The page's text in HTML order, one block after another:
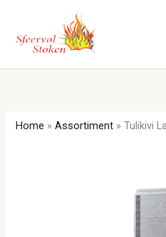
inhoud
Home »Assortiment »Tulikivi